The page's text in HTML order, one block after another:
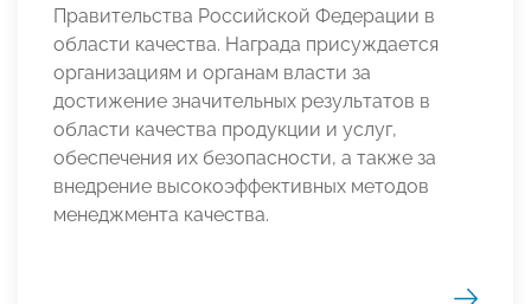
Правительства Российской Федерации в
области качества. Награда присуждается
организациям и органам власти за
достижение значительных результатов в
области качества продукции и услуг,
обеспечения их безопасности, а также за
внедрение высокоэффективных методов
менеджмента качества.